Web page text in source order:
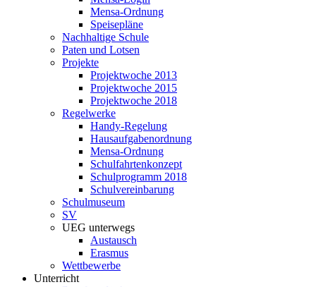
Mensa-Ordnung
Speisepläne
Nachhaltige Schule
Paten und Lotsen
Projekte
Projektwoche 2013
Projektwoche 2015
Projektwoche 2018
Regelwerke
Handy-Regelung
Hausaufgabenordnung
Mensa-Ordnung
Schulfahrtenkonzept
Schulprogramm 2018
Schulvereinbarung
Schulmuseum
SV
UEG unterwegs
Austausch
Erasmus
Wettbewerbe
Unterricht